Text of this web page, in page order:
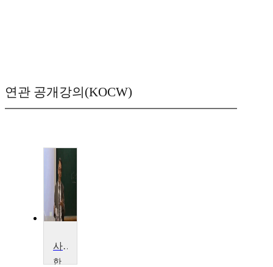
연관 공개강의(KOCW)
사회변동론
한